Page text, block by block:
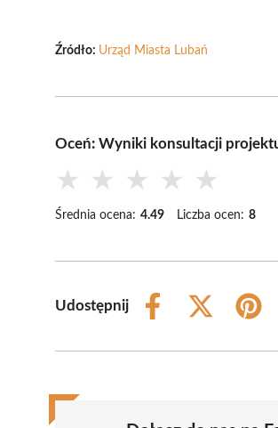
Źródło: Urząd Miasta Lubań
Oceń: Wyniki konsultacji
★ ★ ★ ★ ★
Średnia ocena: 4.49 Liczba ocen: 8
Udostępnij
Share
Share
(Twitter)
Share